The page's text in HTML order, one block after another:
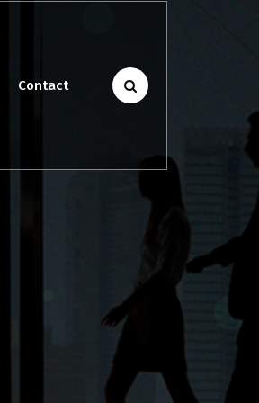
Contact